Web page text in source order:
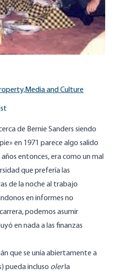
Media and Culture
de Bernie Sanders siendo
en 1971 parece algo salido
años entonces, era como un mal
que prefería las
de la noche al trabajo
eninformes no
podemos asumir
en nada a las finanzas
que se unía abiertamente a
pueda incluso olerla